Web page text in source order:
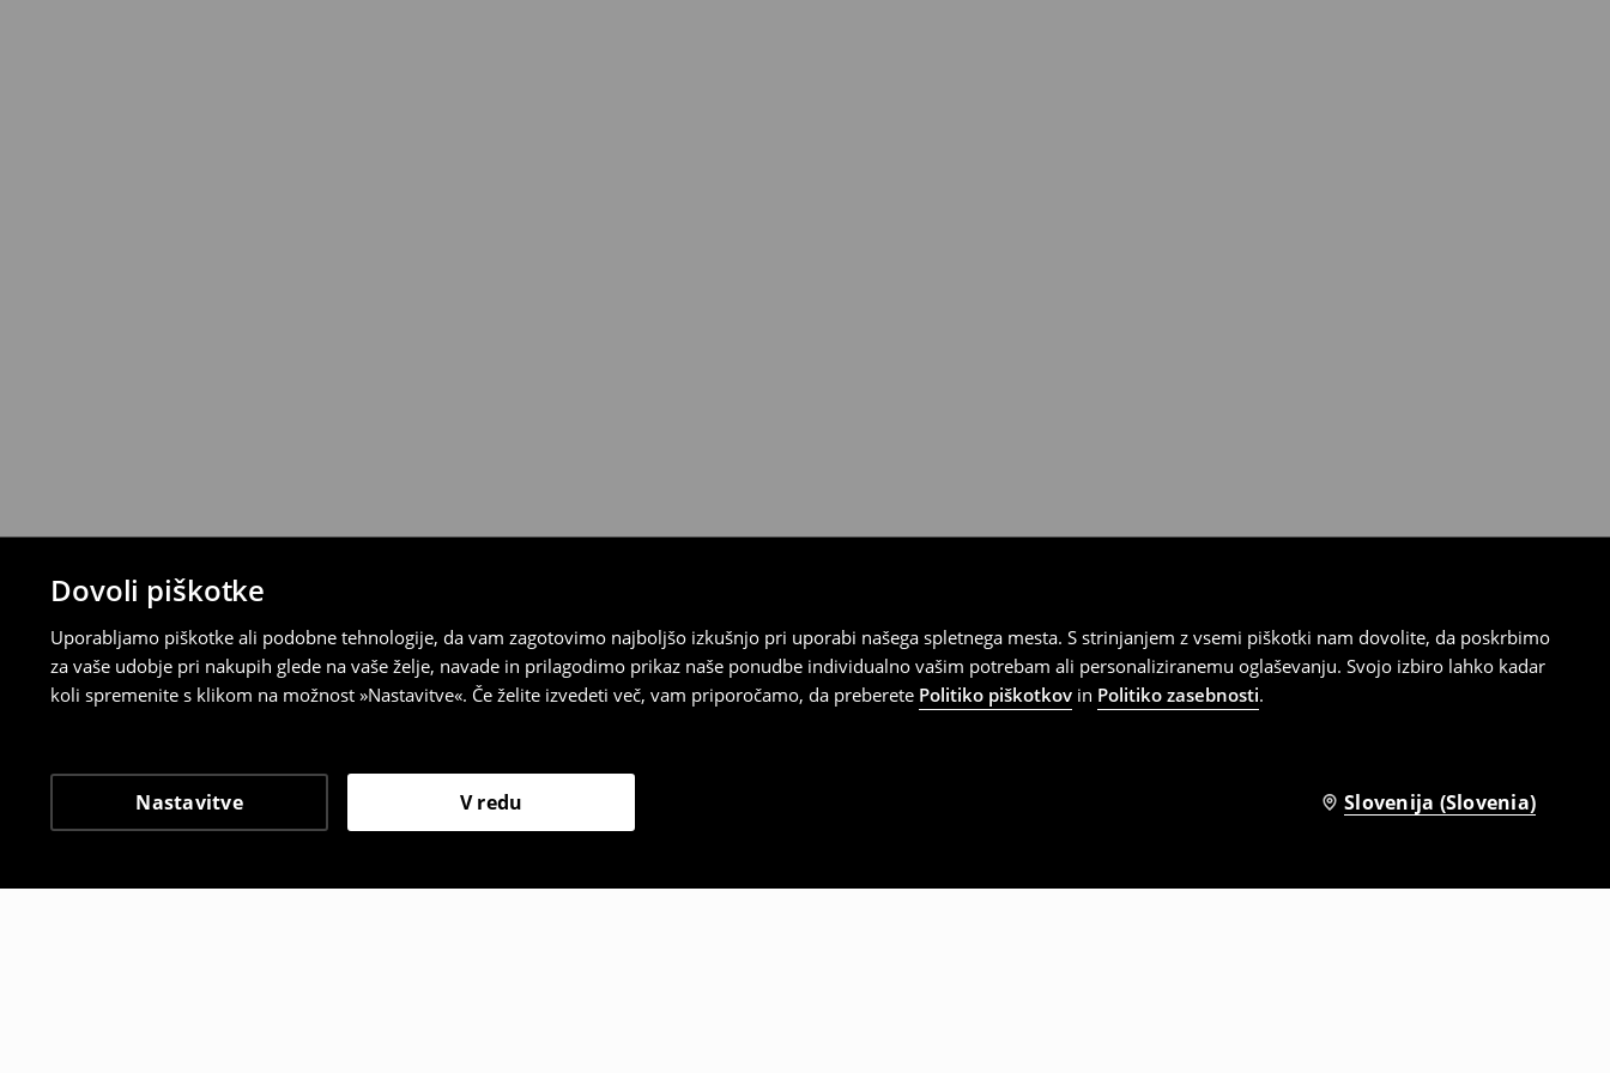
Dovoli piškotke
Uporabljamo piškotke ali podobne tehnologije, da vam zagotovimo najboljšo izkušnjo pri uporabi našega spletnega mesta. S strinjanjem z vsemi piškotki nam dovolite, da poskrbimo
za vaše udobje pri nakupih glede na vaše želje, navade in prilagodimo prikaz naše ponudbe individualno vašim potrebam ali personaliziranemu oglaševanju. Svojo izbiro lahko kadar
koli spremenite s klikom na možnost »Nastavitve«. Če želite izvedeti več, vam priporočamo, da preberete Politiko piškotkov in Politiko zasebnosti.
Nastavitve V redu Slovenija (Slovenia)